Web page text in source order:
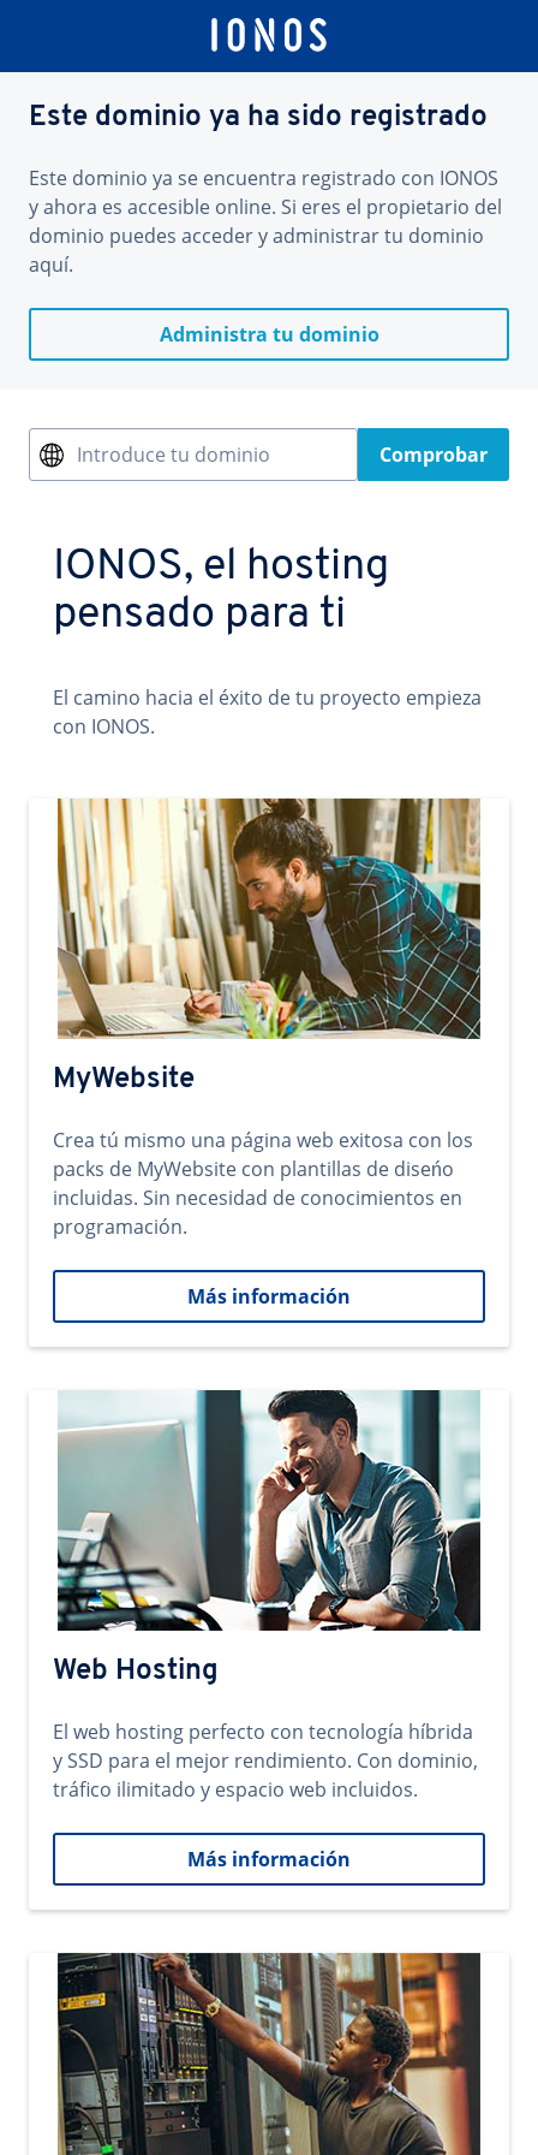
Este dominio ya ha sido registrado
Este dominio ya se encuentra registrado con IONOS
y ahora es accesible online. Si eres el propietario del
dominio puedes acceder y administrar tu dominio
aquí.
Administra tu dominio
Introduce tu dominio Comprobar
IONOS, el hosting
pensado para ti
El camino hacia el éxito de tu proyecto empieza
con IONOS.
MyWebsite
Crea tú mismo una página web exitosa con los
packs de MyWebsite con plantillas de diseńo
incluidas. Sin necesidad de conocimientos en
programación.
Más información
Web Hosting
El web hosting perfecto con tecnología híbrida
y SSD para el mejor rendimiento. Con dominio,
tráfico ilimitado y espacio web incluidos.
Más información